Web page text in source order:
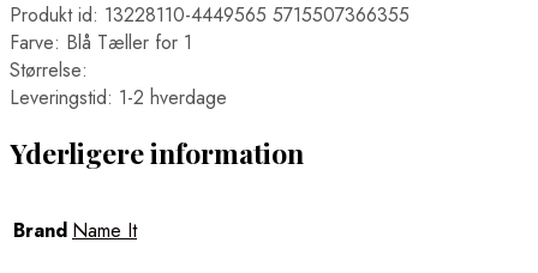
Produkt id: 13228110-4449565 5715507366355
Farve: Blå Tæller for 1
Størrelse:
Leveringstid: 1-2 hverdage
Yderligere information
Brand Name It